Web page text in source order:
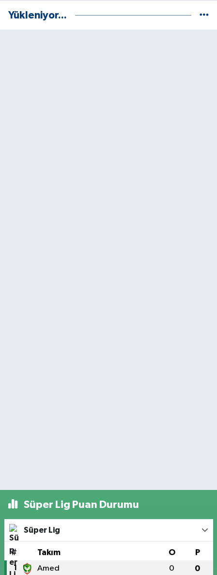
Yükleniyor...
Süper Lig Puan Durumu
Süper Lig
# Takım O P
1 Amed 0 0